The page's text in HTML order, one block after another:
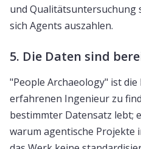
und Qualitätsuntersuchung
sich Agents auszahlen.
5. Die Daten sind
"People Archaeology" ist die
erfahrenen Ingenieur zu
bestimmter Datensatz lebt;
warum agentische Projekte